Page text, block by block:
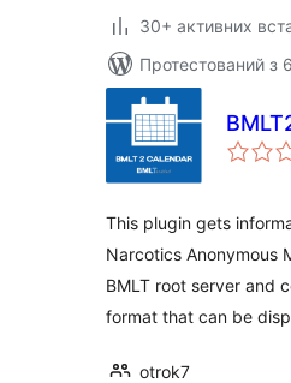
30+ активних
Протестований з
This plugin gets
Narcotics Anonymous
BMLT root server and
format that can be
otrok7